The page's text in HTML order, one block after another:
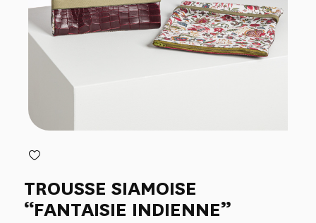
TROUSSE SIAMOISE
“FANTAISIE INDIENNE”